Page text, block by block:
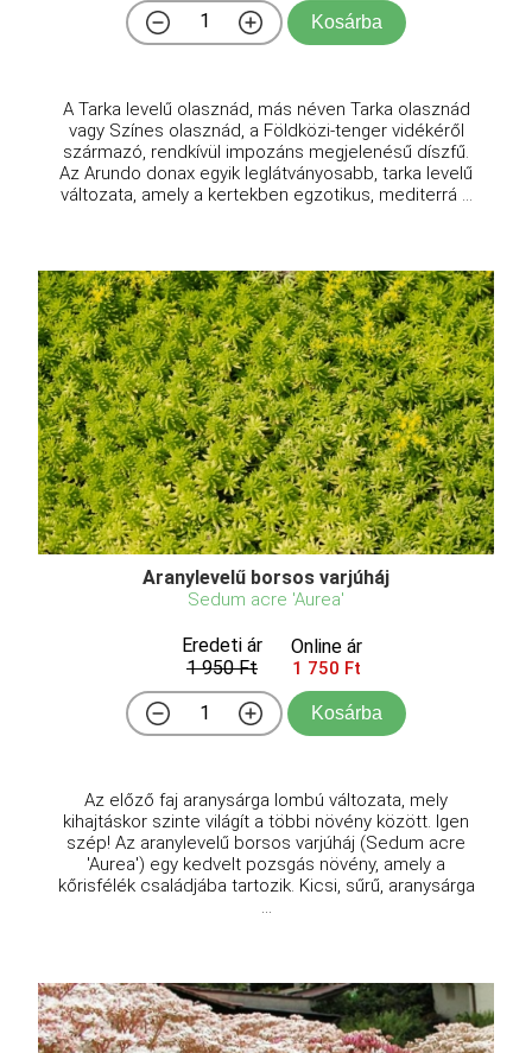
Kosárba
A Tarka levelű olasznád, más néven Tarka olasznád
vagy Színes olasznád, a Földközi-tenger vidékéről
származó, rendkívül impozáns megjelenésű díszfű.
Az Arundo donax egyik leglátványosabb, tarka levelű
változata, amely a kertekben egzotikus, mediterrá ...
Aranylevelű borsos varjúháj
Sedum acre 'Aurea'
Eredeti ár
1 950 Ft
Online ár
1 750 Ft
Kosárba
Az előző faj aranysárga lombú változata, mely
kihajtáskor szinte világít a többi növény között. Igen
szép! Az aranylevelű borsos varjúháj (Sedum acre
'Aurea') egy kedvelt pozsgás növény, amely a
kőrisfélék családjába tartozik. Kicsi, sűrű, aranysárga
...